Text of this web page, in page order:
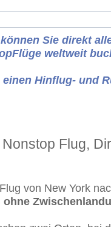
Sie direkt
weltweit
einen Hinflug- und
Flug,
von New York
ohne